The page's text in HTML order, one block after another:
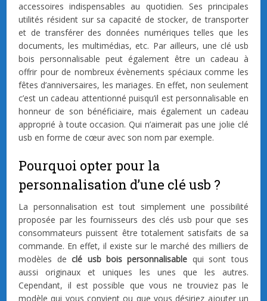
accessoires indispensables au quotidien. Ses principales
utilités résident sur sa capacité de stocker, de transporter
et de transférer des données numériques telles que les
documents, les multimédias, etc. Par ailleurs, une clé usb
bois personnalisable peut également être un cadeau à
offrir pour de nombreux évènements spéciaux comme les
fêtes d’anniversaires, les mariages. En effet, non seulement
c’est un cadeau attentionné puisqu’il est personnalisable en
honneur de son bénéficiaire, mais également un cadeau
approprié à toute occasion. Qui n’aimerait pas une jolie clé
usb en forme de cœur avec son nom par exemple.
Pourquoi opter pour la
personnalisation d’une clé usb ?
La personnalisation est tout simplement une possibilité
proposée par les fournisseurs des clés usb pour que ses
consommateurs puissent être totalement satisfaits de sa
commande. En effet, il existe sur le marché des milliers de
modèles declé usb bois personnalisable qui sont tous
aussi originaux et uniques les unes que les autres.
Cependant, il est possible que vous ne trouviez pas le
modèle qui vous convient ou que vous désiriez ajouter un